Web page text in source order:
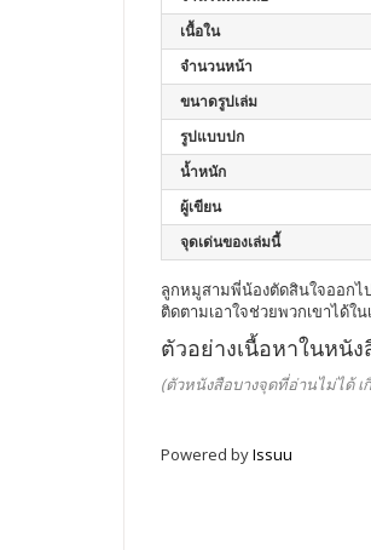
เนื้อใน
จำนวนหน้า
ขนาดรูปเล่ม
รูปแบบปก
น้ำหนัก
ผู้เขียน
จุดเด่นของเล่มนี้
ลูกหมูสามพี่น้องตัดสินใจออกไ
ติดตามเอาใจช่วยพวกเขาได้ใน
ตัวอย่างเนื้อหาในหนัง
(ตัวหนังสือบางจุดที่อ่านไม่ได้
Powered byIssuu